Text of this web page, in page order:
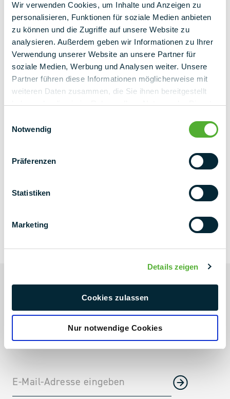
Wir verwenden Cookies, um Inhalte und Anzeigen zu
personalisieren, Funktionen für soziale Medien anbieten
zu können und die Zugriffe auf unsere Website zu
analysieren. Außerdem geben wir Informationen zu Ihrer
Verwendung unserer Website an unsere Partner für
soziale Medien, Werbung und Analysen weiter. Unsere
Partner führen diese Informationen möglicherweise mit
weiteren Daten zusammen, die Sie ihnen bereitgestellt
haben oder die sie im Rahmen Ihrer Nutzung der Dienste
Notwendig
Präferenzen
Statistiken
Marketing
Details zeigen
Cookies zulassen
Nur notwendige Cookies
NEXT LEVEL
NEWSLETTER
Unternehmensnews, Messen und vieles mehr